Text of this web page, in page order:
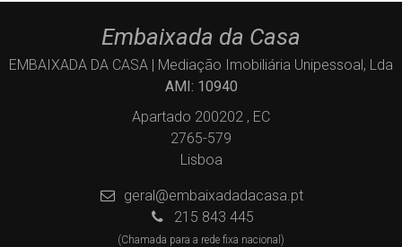
Embaixada da Casa
EMBAIXADA DA CASA | Mediação Imobiliária Unipessoal, Lda
AMI: 10940
Apartado 200202 , EC
2765-579
Lisboa
geral@embaixadadacasa.pt
215 843 445
(Chamada para a rede fixa nacional)